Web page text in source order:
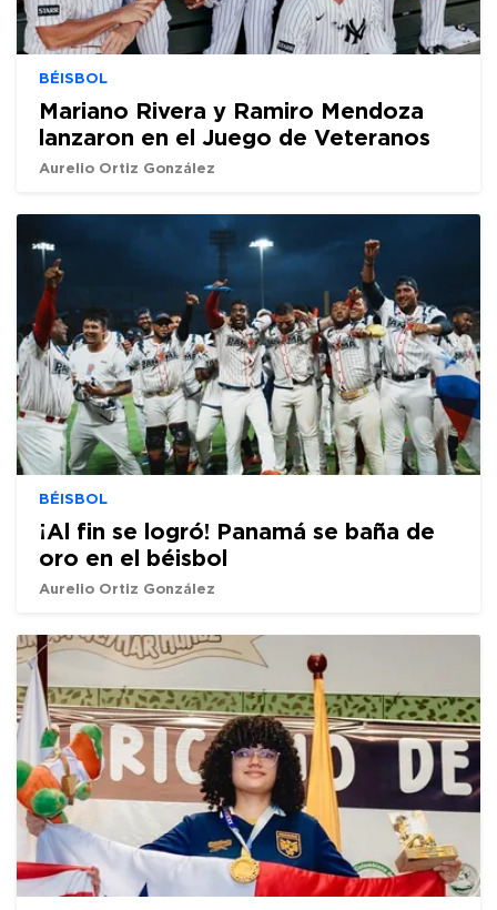
BÉISBOL
Mariano Rivera y Ramiro Mendoza
lanzaron en el Juego de Veteranos
Aurelio Ortiz González
BÉISBOL
¡Al fin se logró! Panamá se baña de
oro en el béisbol
Aurelio Ortiz González